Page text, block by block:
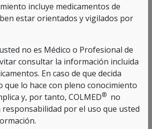
RELACIONADOS
AZITROMICINA
COLMED®
Ver producto
incluye medicamentos de
estar orientados y vigilados por
no es Médico o Profesional de
consultar la información incluida
En caso de que decida
que lo hace con pleno conocimiento
y, por tanto, COLMED® no
por el uso que usted